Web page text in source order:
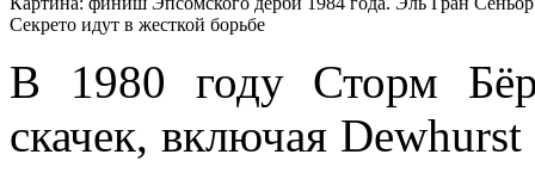
Секрето идут в жесткой борьбе
В 1980 году Сторм
скачек, включая